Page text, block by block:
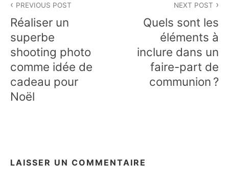
de
l’article
PREVIOUS POST
Réaliser un
superbe
shooting photo
comme idée de
cadeau pour
Noël
NEXT POST
Quels sont les
éléments à
inclure dans un
faire-part de
communion ?
LAISSER UN COMMENTAIRE